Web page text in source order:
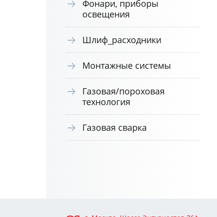
Фонари, приборы
освещения
Шлиф_расходники
Монтажные системы
Газовая/пороховая
технология
Газовая сварка